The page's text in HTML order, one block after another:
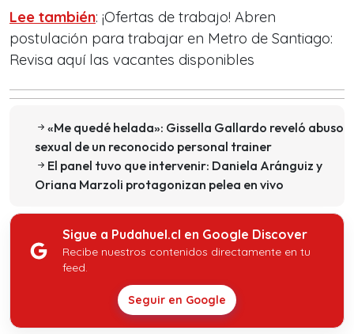
Lee también: ¡Ofertas de trabajo! Abren
postulación para trabajar en Metro de Santiago:
Revisa aquí las vacantes disponibles
«Me quedé helada»: Gissella Gallardo reveló abuso
sexual de un reconocido personal trainer
El panel tuvo que intervenir: Daniela Aránguiz y
Oriana Marzoli protagonizan pelea en vivo
Sigue a Pudahuel.cl en Google Discover
Recibe nuestros contenidos directamente en tu
feed.
Seguir en Google